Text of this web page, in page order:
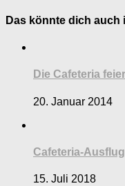
Das könnte dich
Die Cafeteria
20. Januar 2014
Cafeteria-
15. Juli 2018